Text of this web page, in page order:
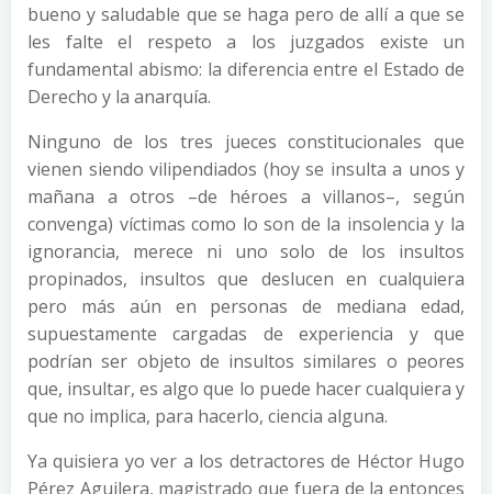
bueno y saludable que se haga pero de allí a que se
les falte el respeto a los juzgados existe un
fundamental abismo: la diferencia entre el Estado de
Derecho y la anarquía.
Ninguno de los tres jueces constitucionales que
vienen siendo vilipendiados (hoy se insulta a unos y
mañana a otros –de héroes a villanos–, según
convenga) víctimas como lo son de la insolencia y la
ignorancia, merece ni uno solo de los insultos
propinados, insultos que deslucen en cualquiera
pero más aún en personas de mediana edad,
supuestamente cargadas de experiencia y que
podrían ser objeto de insultos similares o peores
que, insultar, es algo que lo puede hacer cualquiera y
que no implica, para hacerlo, ciencia alguna.
Ya quisiera yo ver a los detractores de Héctor Hugo
Pérez Aguilera, magistrado que fuera de la entonces